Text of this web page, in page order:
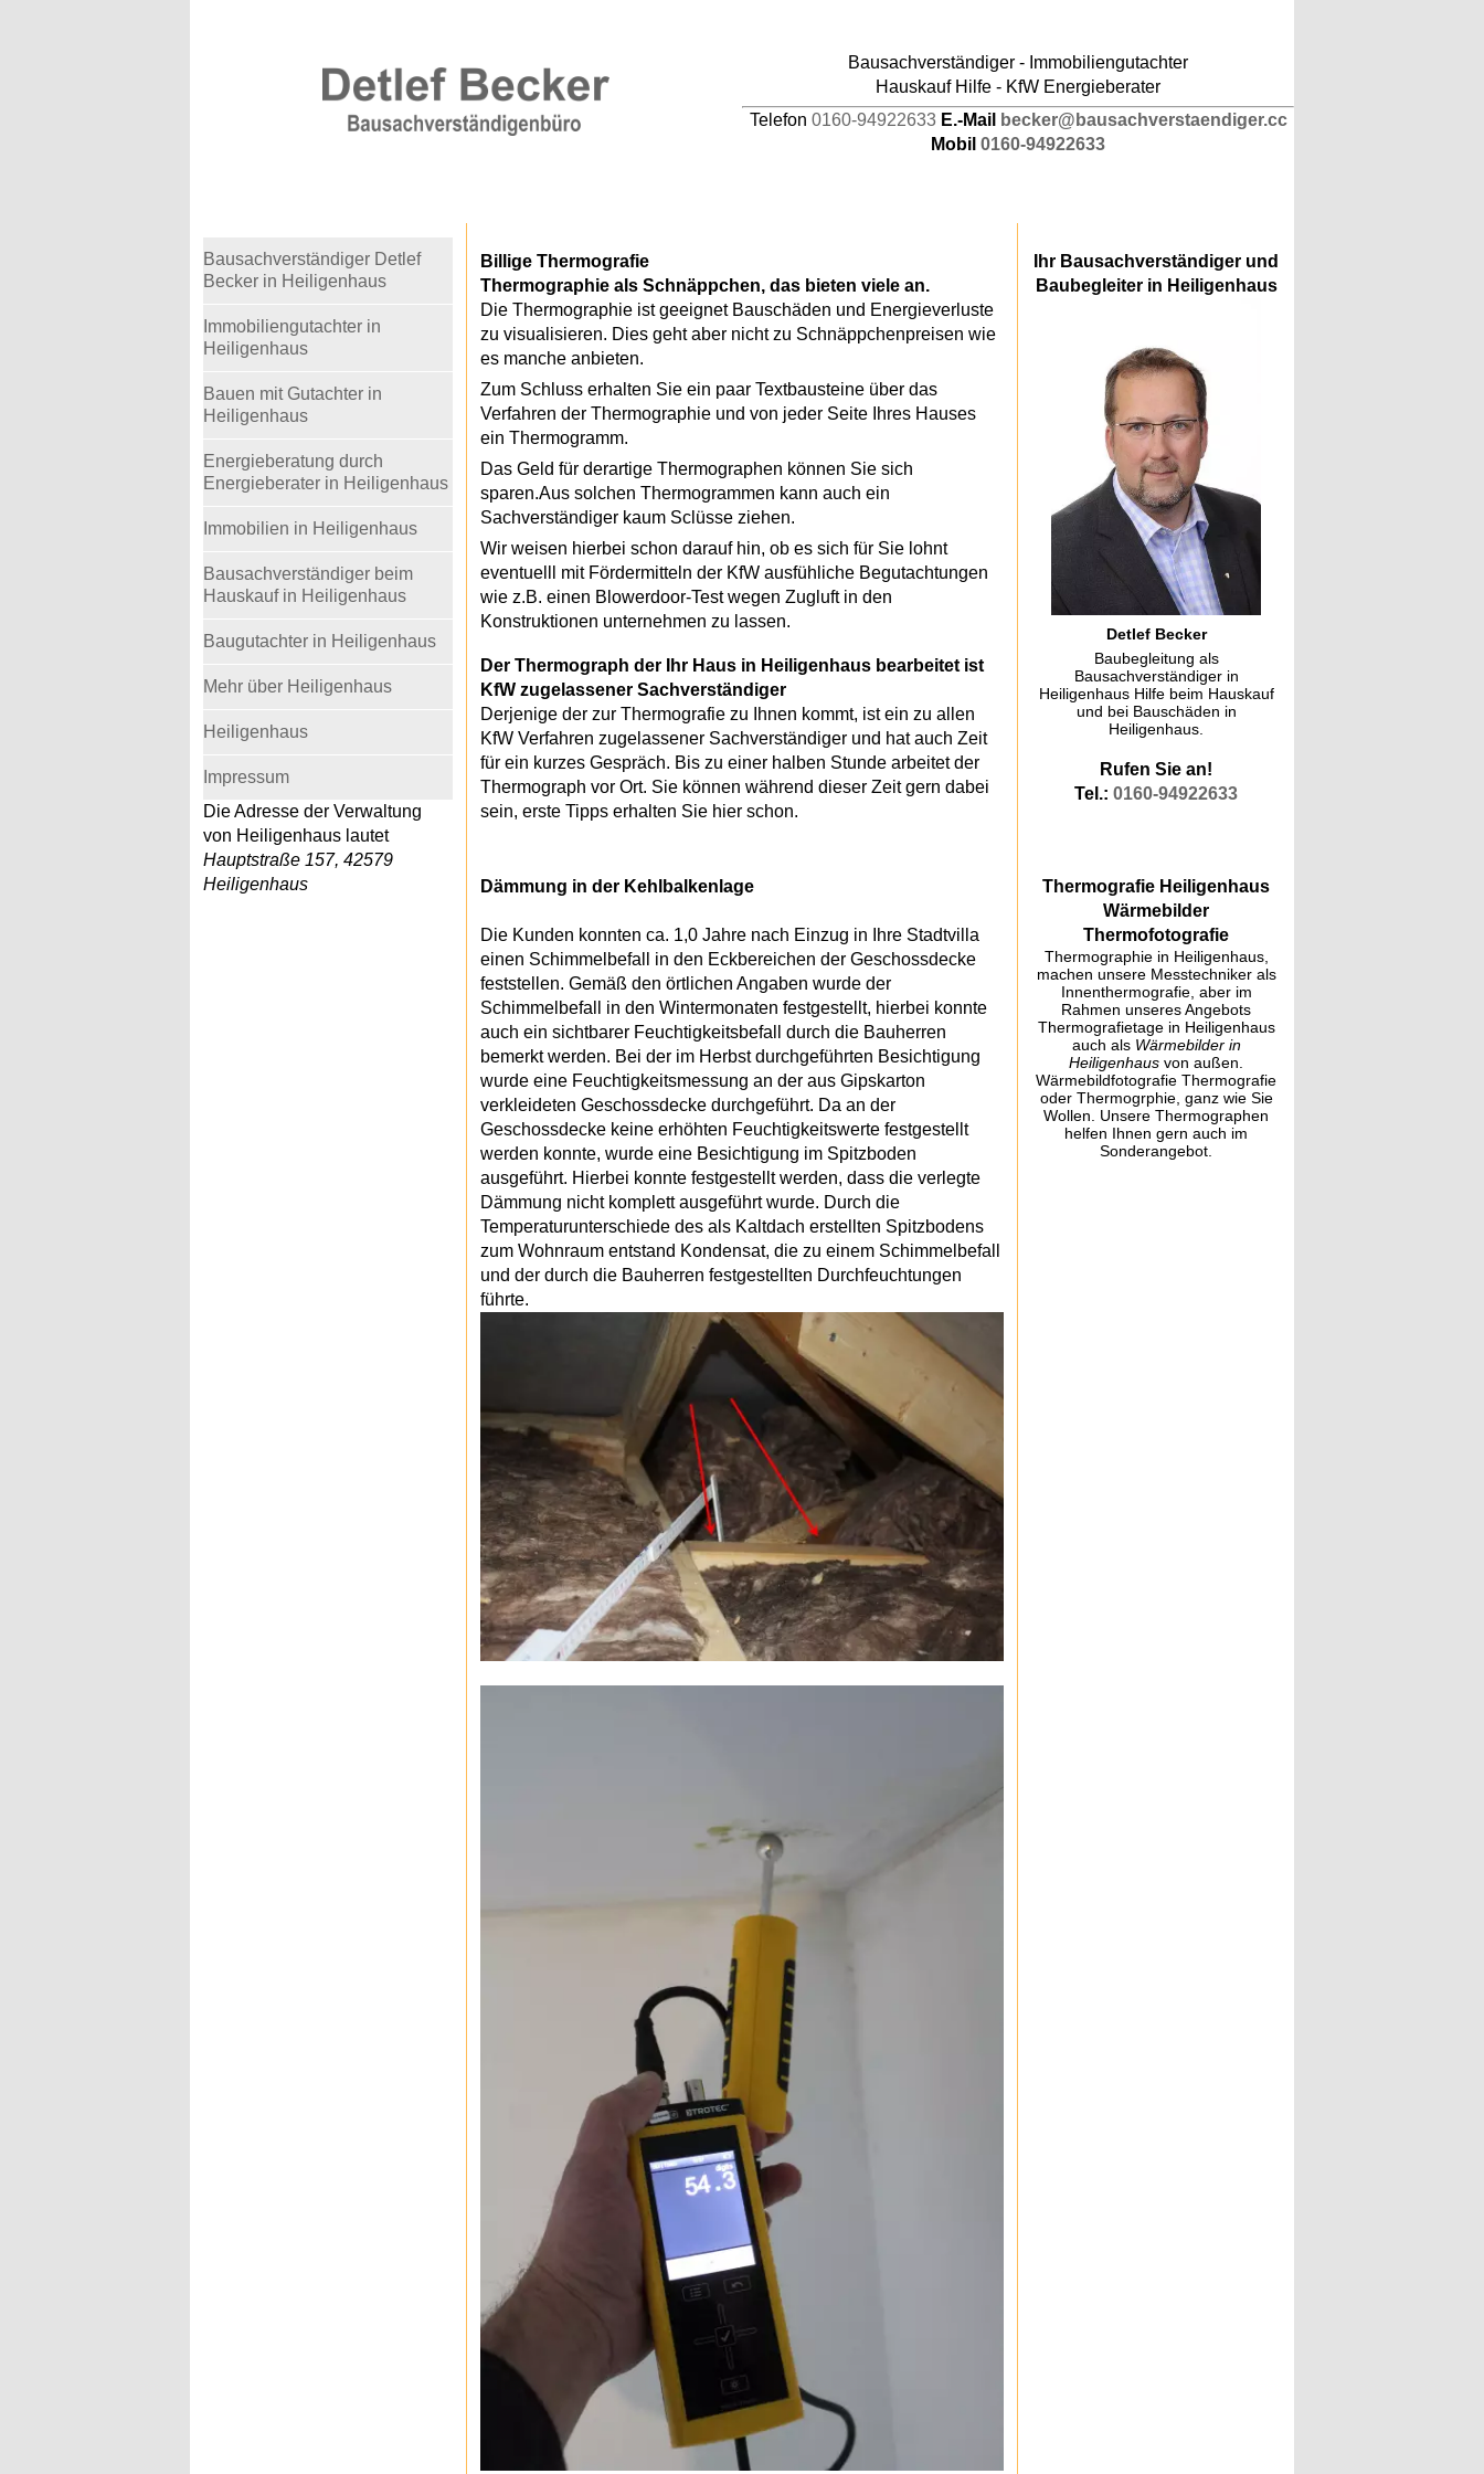
Bausachverständiger - Immobiliengutachter
Hauskauf Hilfe - KfW Energieberater
Telefon 0160-94922633 E.-Mail
becker@bausachverstaendiger.cc
Mobil 0160-94922633
Ihr Bausachverständiger und
Baubegleiter in Heiligenhaus
Detlef Becker
Baubegleitung als
Bausachverständiger in
Heiligenhaus Hilfe beim Hauskauf
und bei Bauschäden in
Heiligenhaus.
Rufen Sie an!
Tel.: 0160-94922633
Thermografie Heiligenhaus
Wärmebilder
Thermofotografie
Thermographie in Heiligenhaus,
machen unsere Messtechniker als
Innenthermografie, aber im
Rahmen unseres Angebots
Thermografietage in Heiligenhaus
auch als Wärmebilder in
Heiligenhaus von außen.
Wärmebildfotografie Thermografie
oder Thermogrphie, ganz wie Sie
Wollen. Unsere Thermographen
helfen Ihnen gern auch im
Sonderangebot.
Billige Thermografie
Thermographie als Schnäppchen, das bieten viele an.
Die Thermographie ist geeignet Bauschäden und Energieverluste
zu visualisieren. Dies geht aber nicht zu Schnäppchenpreisen wie
es manche anbieten.
Zum Schluss erhalten Sie ein paar Textbausteine über das
Verfahren der Thermographie und von jeder Seite Ihres Hauses
ein Thermogramm.
Das Geld für derartige Thermographen können Sie sich
sparen.Aus solchen Thermogrammen kann auch ein
Sachverständiger kaum Sclüsse ziehen.
Wir weisen hierbei schon darauf hin, ob es sich für Sie lohnt
eventuelll mit Fördermitteln der KfW ausfühliche Begutachtungen
wie z.B. einen Blowerdoor-Test wegen Zugluft in den
Konstruktionen unternehmen zu lassen.
Der Thermograph der Ihr Haus in Heiligenhaus bearbeitet ist
KfW zugelassener Sachverständiger
Derjenige der zur Thermografie zu Ihnen kommt, ist ein zu allen
KfW Verfahren zugelassener Sachverständiger und hat auch Zeit
für ein kurzes Gespräch. Bis zu einer halben Stunde arbeitet der
Thermograph vor Ort. Sie können während dieser Zeit gern dabei
sein, erste Tipps erhalten Sie hier schon.
Dämmung in der Kehlbalkenlage
Die Kunden konnten ca. 1,0 Jahre nach Einzug in Ihre Stadtvilla
einen Schimmelbefall in den Eckbereichen der Geschossdecke
feststellen. Gemäß den örtlichen Angaben wurde der
Schimmelbefall in den Wintermonaten festgestellt, hierbei konnte
auch ein sichtbarer Feuchtigkeitsbefall durch die Bauherren
bemerkt werden. Bei der im Herbst durchgeführten Besichtigung
wurde eine Feuchtigkeitsmessung an der aus Gipskarton
verkleideten Geschossdecke durchgeführt. Da an der
Geschossdecke keine erhöhten Feuchtigkeitswerte festgestellt
werden konnte, wurde eine Besichtigung im Spitzboden
ausgeführt. Hierbei konnte festgestellt werden, dass die verlegte
Dämmung nicht komplett ausgeführt wurde. Durch die
Temperaturunterschiede des als Kaltdach erstellten Spitzbodens
zum Wohnraum entstand Kondensat, die zu einem Schimmelbefall
und der durch die Bauherren festgestellten Durchfeuchtungen
führte.
Bausachverständiger Detlef
Becker in Heiligenhaus
Immobiliengutachter in
Heiligenhaus
Bauen mit Gutachter in
Heiligenhaus
Energieberatung durch
Energieberater in Heiligenhaus
Immobilien in Heiligenhaus
Bausachverständiger beim
Hauskauf in Heiligenhaus
Baugutachter in Heiligenhaus
Mehr über Heiligenhaus
Heiligenhaus
Impressum
Die Adresse der Verwaltung
von Heiligenhaus lautet
Hauptstraße 157, 42579
Heiligenhaus